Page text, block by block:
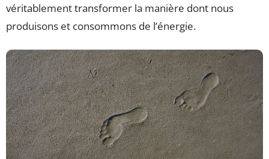
véritablement transformer la manière dont nous
produisons et consommons de l’énergie.